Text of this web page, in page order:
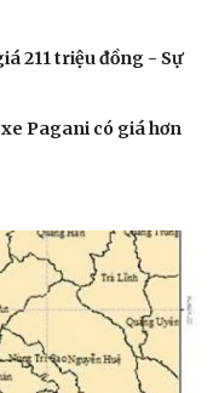
211 triệu đồng - Sự
Pagani có giá hơn